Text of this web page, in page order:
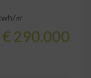
㎡
€ 290.000